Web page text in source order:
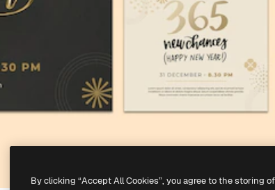
By clicking “Accept All Cookies”, you agree to the storing